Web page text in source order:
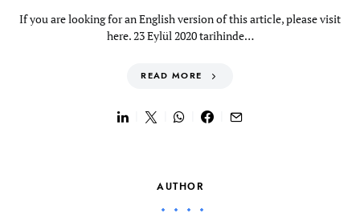
If you are looking for an English version of this article, please visit
here. 23 Eylül 2020 tarihinde…
READ MORE
AUTHOR